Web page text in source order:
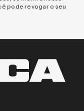
pode revogar o seu